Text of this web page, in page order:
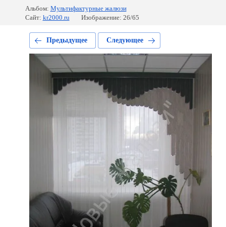
Альбом: Мультифактурные жалюзи
Сайт: kr2000.ru Изображение: 26/65
Предыдущее Следующее